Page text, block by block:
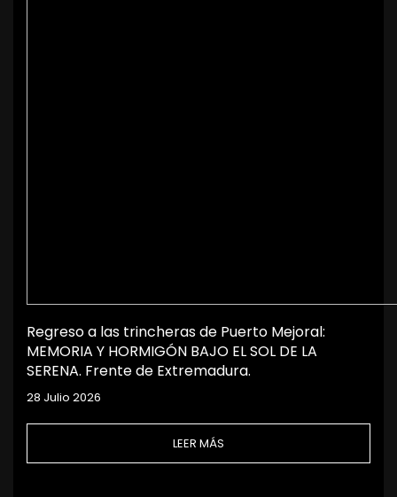
Regreso a las trincheras de Puerto Mejoral:
MEMORIA Y HORMIGÓN BAJO EL SOL DE LA
SERENA. Frente de Extremadura.
28 Julio 2026
LEER MÁS